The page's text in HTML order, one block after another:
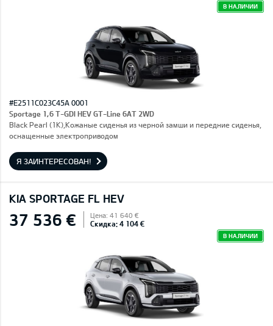
В НАЛИЧИИ
#E2511C023C45A 0001
Sportage 1,6 T-GDI HEV GT-Line 6AT 2WD
Black Pearl (1K),Кожаные сиденья из черной замши и передние сиденья,
оснащенные электроприводом
Я ЗАИНТЕРЕСОВАН!
KIA SPORTAGE FL HEV
37 536 € Цена: 41 640 €
Скидка: 4 104 €
В НАЛИЧИИ